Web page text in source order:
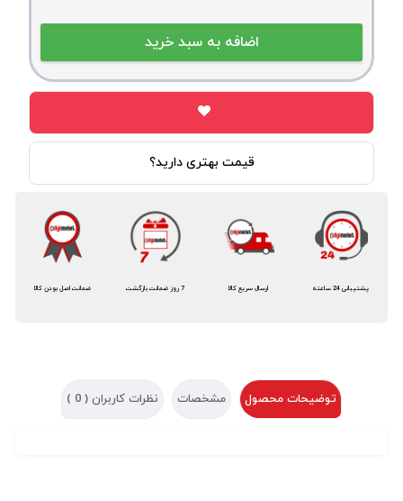
قیمت بهتری دارید؟
ضمانت اصل بودن کالا 7 روز ضمانت بازگشت ارسال سریع کالا پشتیبانی 24 ساعته
توضیحات محصول مشخصات نظرات کاربران ( 0
)